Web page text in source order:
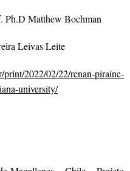
Ph.D Matthew Bochman
Leivas Leite
2022/02/22/renan-piraine-
university/